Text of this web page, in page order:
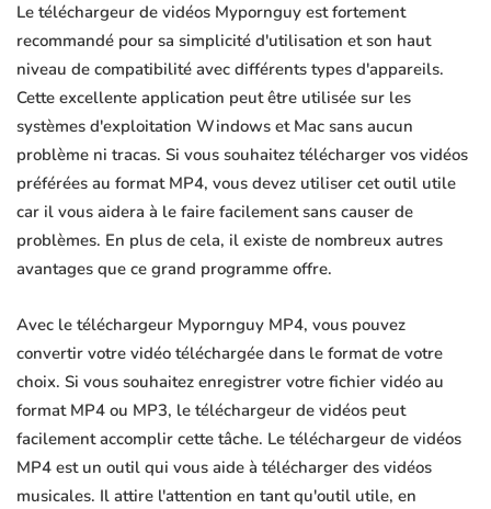
Le téléchargeur de vidéos Mypornguy est fortement
recommandé pour sa simplicité d'utilisation et son haut
niveau de compatibilité avec différents types d'appareils.
Cette excellente application peut être utilisée sur les
systèmes d'exploitation Windows et Mac sans aucun
problème ni tracas. Si vous souhaitez télécharger vos vidéos
préférées au format MP4, vous devez utiliser cet outil utile
car il vous aidera à le faire facilement sans causer de
problèmes. En plus de cela, il existe de nombreux autres
avantages que ce grand programme offre.
Avec le téléchargeur Mypornguy MP4, vous pouvez
convertir votre vidéo téléchargée dans le format de votre
choix. Si vous souhaitez enregistrer votre fichier vidéo au
format MP4 ou MP3, le téléchargeur de vidéos peut
facilement accomplir cette tâche. Le téléchargeur de vidéos
MP4 est un outil qui vous aide à télécharger des vidéos
musicales. Il attire l'attention en tant qu'outil utile, en